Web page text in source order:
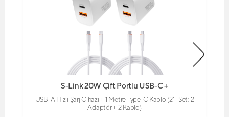
S-Link 20W Çift Portlu USB-C +
USB-A Hızlı Şarj Cihazı + 1 Metre Type-C Kablo (2’li Set: 2
Adaptör + 2 Kablo)